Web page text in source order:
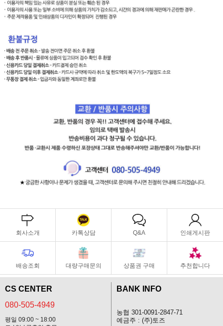
회사소개 카톡상담 Q&A 인쇄게시판
배송조회 대량구매문의 상품권 구매 추천합니다
CS CENTER
080-505-4949
평일 09:00 ~ 18:00
BANK INFO
농협 301-0091-2847-71
예금주 : (주)토즈